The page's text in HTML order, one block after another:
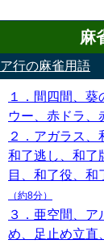
麻
ア行の麻雀用語
１．間四間、
ウー、赤ドラ
２．アガラス、
和了逃し、和了
目、和了役、
（約8分）
３．亜空間、
め、足止め立